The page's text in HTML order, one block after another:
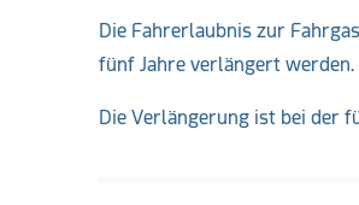
Die Fahrerlaubnis zur
fünf Jahre verlängert werden.
Die Verlängerung ist bei der